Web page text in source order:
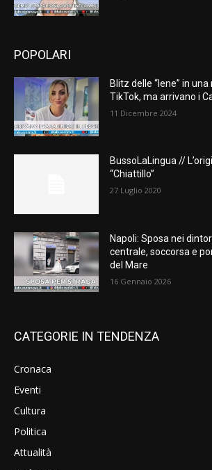
POPOLARI
Blitz delle “Iene” in
TikTok, ma arrivano i
11 Dicembre 2024
BussoLaLingua //
“Chiattillo”
27 Luglio 2020
Napoli: Sposa nei
centrale, soccorsa e
del Mare
16 Gennaio 2026
CATEGORIE IN TENDENZA
Cronaca
Eventi
Cultura
Politica
Attualità